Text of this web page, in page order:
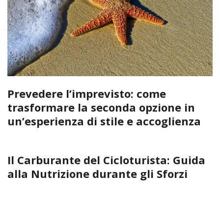
Prevedere l’imprevisto: come
trasformare la seconda opzione in
un’esperienza di stile e accoglienza
Il Carburante del Cicloturista: Guida
alla Nutrizione durante gli Sforzi